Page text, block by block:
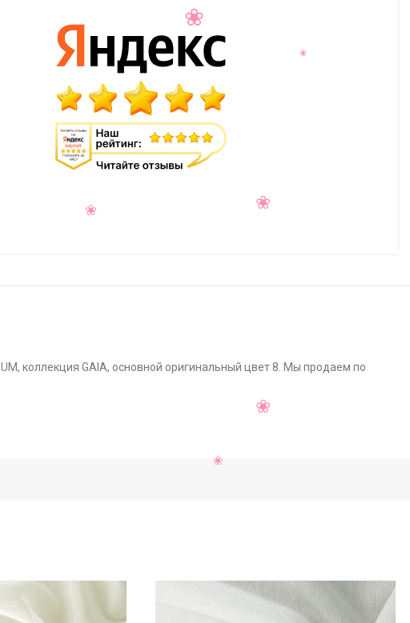
коллекция GAIA, основной оригинальный цвет 8. Мы продаем по